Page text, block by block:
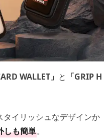
WALLET」 と 「GRIP H
イリッシュなデザインか
しも簡単。